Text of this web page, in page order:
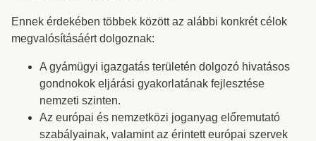
Ennek érdekében többek között az alábbi konkrét célok
megvalósításáért dolgoznak:
A gyámügyi igazgatás területén dolgozó hivatásos
gondnokok eljárási gyakorlatának fejlesztése
nemzeti szinten.
Az európai és nemzetközi joganyag előremutató
szabályainak, valamint az érintett európai szervek